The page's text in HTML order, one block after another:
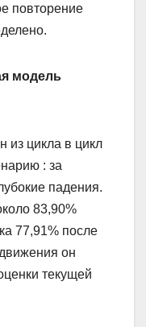
повторение
модель
из цикла в цикл
: за
падения.
83,90%
77,91% после
он
текущей